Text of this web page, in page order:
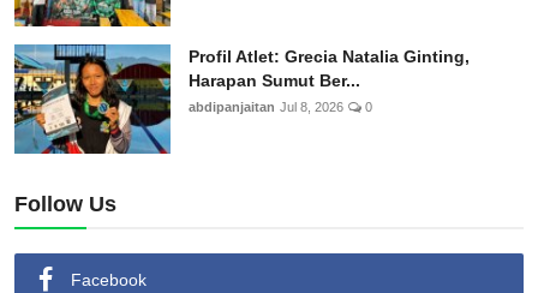
Profil Atlet: Grecia Natalia Ginting,
Harapan Sumut Ber...
abdipanjaitan Jul 8, 2026 0
Follow Us
Facebook